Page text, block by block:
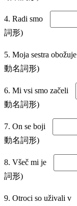
4. Radi smo
詞形)
5. Moja sestra obožuje
動名詞形)
6. Mi vsi smo začeli
動名詞形)
7. On se boji
動名詞形)
8. Všeč mi je
詞形)
9. Otroci so uživali v